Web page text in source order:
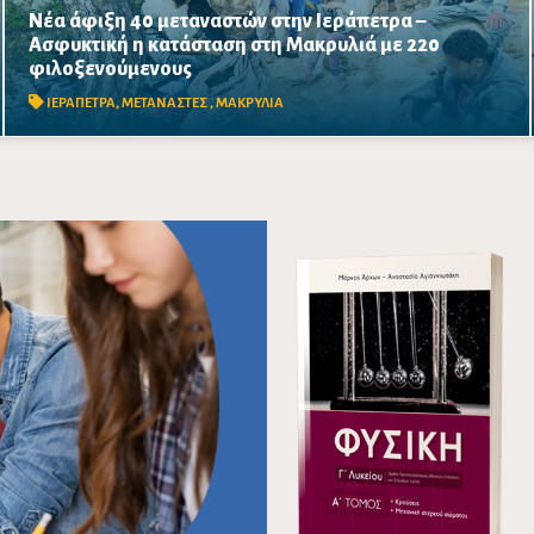
Νέα άφιξη 40 μεταναστών στην Ιεράπετρα –
Ασφυκτική η κατάσταση στη Μακρυλιά με 220
φιλοξενούμενους
ΙΕΡΑΠΕΤΡΑ,ΜΕΤΑΝΑΣΤΕΣ,ΜΑΚΡΥΛΙΑ
Δύο νέες αφίξεις σε λιγότερο από 24 ώρες αυξάνουν την
πίεση στο παλιό Δημοτικό Σχολείο, ενώ ακόμη 40 άτομα
διασώθηκαν νότια-νοτιοανατολικά της Ιεράπετρας.